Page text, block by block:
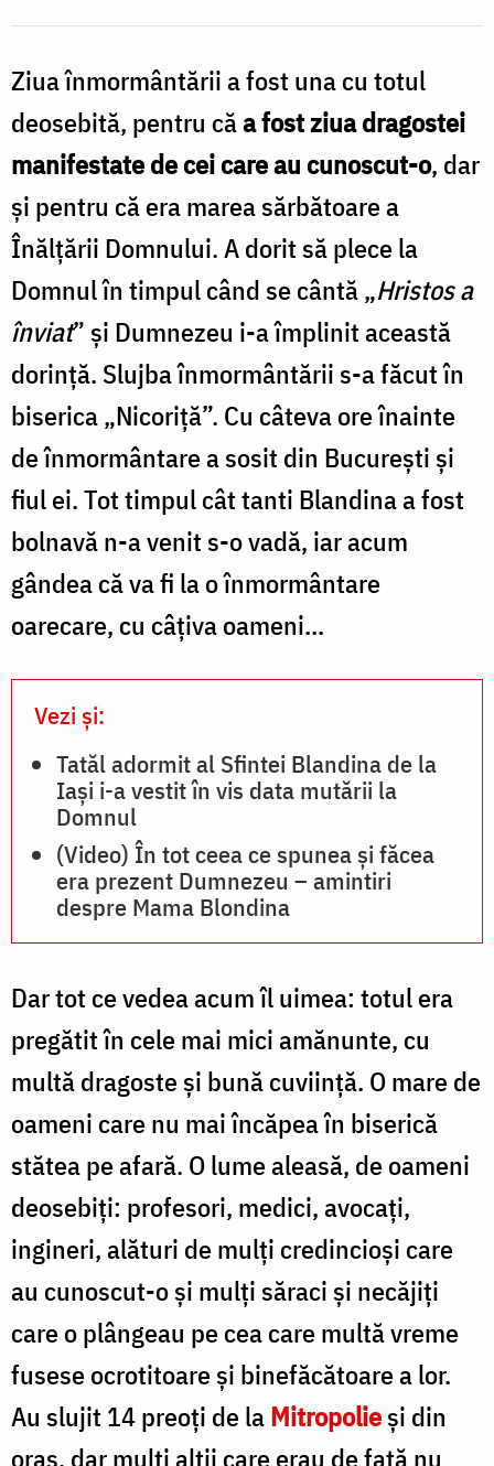
/
pr.
Silviu
Cluci
Ziua înmormântării a fost una cu totul
deosebită, pentru căa fost ziua dragostei
manifestate de cei care au cunoscut-o, dar
şi pentru că era marea sărbătoare a
Înălţării Domnului. A dorit să plece la
Domnul în timpul când se cântă „Hristos a
înviat” şi Dumnezeu i-a împlinit această
dorinţă. Slujba înmormântării s-a făcut în
biserica „Nicoriţă”. Cu câteva ore înainte
de înmormântare a sosit din Bucureşti şi
fiul ei. Tot timpul cât tanti Blandina a fost
bolnavă n-a venit s-o vadă, iar acum
gândea că va fi la o înmormântare
oarecare, cu câţiva oameni...
Vezi și:
Tatăl adormit al Sfintei Blandina de la
Iași i-a vestit în vis data mutării la
Domnul
(Video) În tot ceea ce spunea și făcea
era prezent Dumnezeu – amintiri
despre Mama Blondina
Dar tot ce vedea acum îl uimea: totul era
pregătit în cele mai mici amănunte, cu
multă dragoste şi bună cuviinţă. O mare de
oameni care nu mai încăpea în biserică
stătea pe afară. O lume aleasă, de oameni
deosebiţi: profesori, medici, avocaţi,
ingineri, alături de mulţi credincioşi care
au cunoscut-o şi mulţi săraci şi necăjiţi
care o plângeau pe cea care multă vreme
fusese ocrotitoare şi binefăcătoare a lor.
Au slujit 14 preoţi de laMitropolieşi din
oraş, dar mulţi alţii care erau de faţă nu